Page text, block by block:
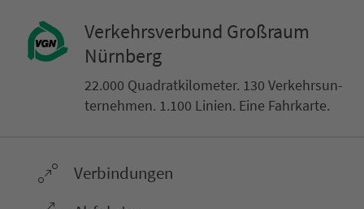
Ver­kehrs­ver­bund Groß­raum
Nürn­berg
22.000 Qua­drat­ki­lo­me­ter. 130 Ver­kehrs­un­
ter­neh­men. 1.100 Linien. Eine Fahr­kar­te.
Ver­bin­dungen